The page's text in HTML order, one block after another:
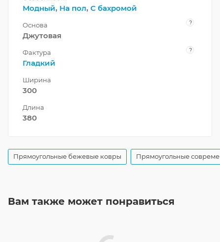
Модный, На пол, С бахромой
Основа ?
Джутовая
Фактура ?
Гладкий
Ширина
300
Длина
380
Прямоугольные бежевые ковры Прямоугольные
Вам также может понравиться